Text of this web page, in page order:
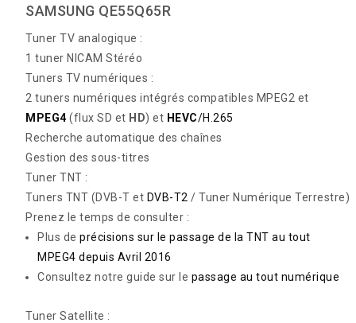
SAMSUNG QE55Q65R
Tuner TV analogique :
1 tuner NICAM Stéréo
Tuners TV numériques :
2 tuners numériques intégrés compatibles MPEG2 et
MPEG4 (flux SD et HD) et HEVC/H.265
Recherche automatique des chaînes
Gestion des sous-titres
Tuner TNT :
Tuners TNT (DVB-T et DVB-T2 / Tuner Numérique Terrestre)
Prenez le temps de consulter :
Plus deprécisions sur le passage de la TNT au tout
MPEG4 depuis Avril 2016
Consultez notre guide sur le passage au tout numérique
Tuner Satellite :